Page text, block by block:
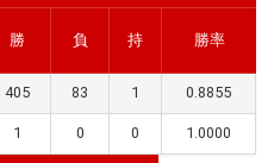
勝 負 持 勝率
405 83 1 0.8855
1 0 0 1.0000